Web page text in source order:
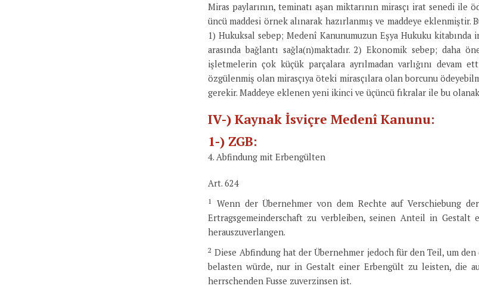
Miras paylarının, teminatı aşan miktarının mirasçı irat senedi
üncü maddesi örnek alınarak hazırlanmış ve maddeye
1) Hukuksal sebep; Medenî Kanunumuzun Eşya Hukuku
arasında bağlantı sağla(n)maktadır. 2) Ekonomik sebep; daha
işletmelerin çok küçük parçalara ayrılmadan varlığını
özgülenmiş olan mirasçıya öteki mirasçılara olan borcunu
gerekir. Maddeye eklenen yeni ikinci ve üçüncü fıkralar ile bu olanak
IV-) Kaynak İsviçre Medenî Kanunu:
1-) ZGB:
4. Abfindung mit Erbengülten
Art. 624
1
Wenn der Übernehmer von dem Rechte auf Verschiebung
Ertragsgemeinderschaft zu verbleiben, seinen Anteil in Gestalt
herauszuverlangen.
2 Diese Abfindung hat der Übernehmer jedoch für den Teil, um
belasten würde, nur in Gestalt einer Erbengült zu leisten, die
herrschenden Fusse zuverzinsen ist.